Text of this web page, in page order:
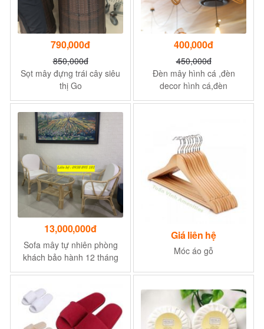
790,000đ
850,000đ
Sọt mây đựng trái cây siêu
thị Go
400,000đ
450,000đ
Đèn mây hình cá ,đèn
decor hình cá,đèn
handmade hình cá
13,000,000đ
Sofa mây tự nhiên phòng
khách bảo hành 12 tháng
Giá liên hệ
Móc áo gỗ